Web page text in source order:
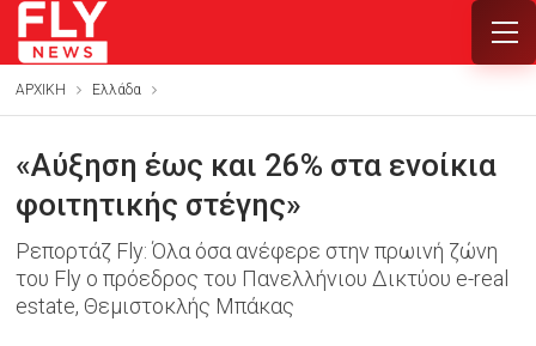
ΑΡΧΙΚΗ Ελλάδα
«Αύξηση έως και 26% στα ενοίκια
φοιτητικής στέγης»
Ρεπορτάζ Fly: Όλα όσα ανέφερε στην πρωινή ζώνη
του Fly ο πρόεδρος του Πανελλήνιου Δικτύου e-real
estate, Θεμιστοκλής Μπάκας